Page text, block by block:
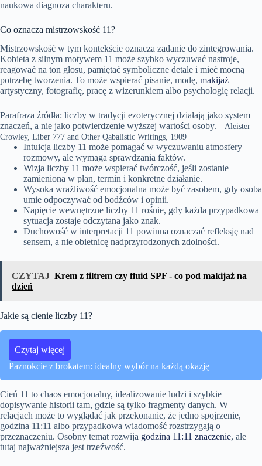
naukowa diagnoza charakteru.
Co oznacza mistrzowskość 11?
Mistrzowskość w tym kontekście oznacza zadanie do zintegrowania.
Kobieta z silnym motywem 11 może szybko wyczuwać nastroje,
reagować na ton głosu, pamiętać symboliczne detale i mieć mocną
potrzebę tworzenia. To może wspierać pisanie, modę, makijaż
artystyczny, fotografię, pracę z wizerunkiem albo psychologię relacji.
Parafraza źródła: liczby w tradycji ezoterycznej działają jako system
znaczeń, a nie jako potwierdzenie wyższej wartości osoby. – Aleister
Crowley, Liber 777 and Other Qabalistic Writings, 1909
Intuicja liczby 11 może pomagać w wyczuwaniu atmosfery
rozmowy, ale wymaga sprawdzania faktów.
Wizja liczby 11 może wspierać twórczość, jeśli zostanie
zamieniona w plan, termin i konkretne działanie.
Wysoka wrażliwość emocjonalna może być zasobem, gdy osoba
umie odpoczywać od bodźców i opinii.
Napięcie wewnętrzne liczby 11 rośnie, gdy każda przypadkowa
sytuacja zostaje odczytana jako znak.
Duchowość w interpretacji 11 powinna oznaczać refleksję nad
sensem, a nie obietnicę nadprzyrodzonych zdolności.
CZYTAJ Krem z filtrem czy fluid SPF - co pod makijaż na
dzień
Jakie są cienie liczby 11?
Czytaj więcej
Paznokcie z brokatem: idealny wybór na każdą okazję
Cień 11 to chaos emocjonalny, idealizowanie ludzi i szybkie
dopisywanie historii tam, gdzie są tylko fragmenty danych. W
relacjach może to wyglądać jak przekonanie, że jedno spojrzenie,
godzina 11:11 albo przypadkowa wiadomość rozstrzygają o
przeznaczeniu. Osobny temat rozwija godzina 11:11 znaczenie, ale
tutaj najważniejsza jest trzeźwość.